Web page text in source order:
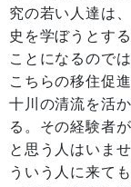
究の若い人達は
史を学ぼうとす
ことになるので
こちらの移住促
十川の清流を活
る。その経験者
と思う人はいま
ういう人に来ても